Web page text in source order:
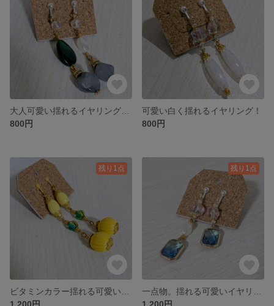
800円
可愛い白く揺れるイヤリング！
800円
残り1点
1,200円
残り1点
1,200円